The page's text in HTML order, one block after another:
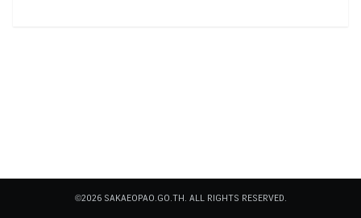
©2026 SAKAEOPAO.GO.TH. ALL RIGHTS RESERVED.